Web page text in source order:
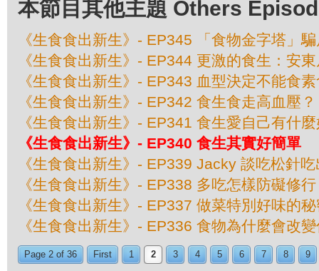
本節目其他主題 Others
《生食食出新生》- EP345 「食物金字塔」
《生食食出新生》- EP344 更激的食生：安
《生食食出新生》- EP343 血型決定不能食
《生食食出新生》- EP342 食生食走高血壓？
《生食食出新生》- EP341 食生愛自己有什
《生食食出新生》- EP340 食生其實好簡單
《生食食出新生》- EP339 Jacky 談吃松針
《生食食出新生》- EP338 多吃怎樣防礙修行
《生食食出新生》- EP337 做菜特別好味的
《生食食出新生》- EP336 食物為什麼會改
Page 2 of 36 First 1 2 3 4 5 6 7 8 9